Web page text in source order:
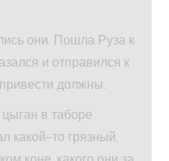
они. Пошла Руза к
и отправился к
должны.
в таборе
какой–то грязный,